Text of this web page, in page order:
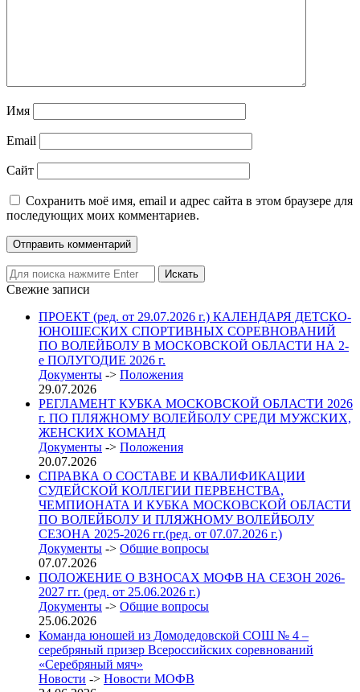
Имя
Email
Сайт
Сохранить моё имя, email и адрес сайта в этом браузере для
последующих моих комментариев.
Свежие записи
ПРОЕКТ (ред. от 29.07.2026 г.) КАЛЕНДАРЯ ДЕТСКО-
ЮНОШЕСКИХ СПОРТИВНЫХ СОРЕВНОВАНИЙ
ПО ВОЛЕЙБОЛУ В МОСКОВСКОЙ ОБЛАСТИ НА 2-
е ПОЛУГОДИЕ 2026 г.
Документы -> Положения
29.07.2026
РЕГЛАМЕНТ КУБКА МОСКОВСКОЙ ОБЛАСТИ 2026
г. ПО ПЛЯЖНОМУ ВОЛЕЙБОЛУ СРЕДИ МУЖСКИХ,
ЖЕНСКИХ КОМАНД
Документы -> Положения
20.07.2026
СПРАВКА О СОСТАВЕ И КВАЛИФИКАЦИИ
СУДЕЙСКОЙ КОЛЛЕГИИ ПЕРВЕНСТВА,
ЧЕМПИОНАТА И КУБКА МОСКОВСКОЙ ОБЛАСТИ
ПО ВОЛЕЙБОЛУ И ПЛЯЖНОМУ ВОЛЕЙБОЛУ
СЕЗОНА 2025-2026 гг.(ред. от 07.07.2026 г.)
Документы -> Общие вопросы
07.07.2026
ПОЛОЖЕНИЕ О ВЗНОСАХ МОФВ НА СЕЗОН 2026-
2027 гг. (ред. от 25.06.2026 г.)
Документы -> Общие вопросы
25.06.2026
Команда юношей из Домодедовской СОШ № 4 –
серебряный призер Всероссийских соревнований
«Серебряный мяч»
Новости -> Новости МОФВ